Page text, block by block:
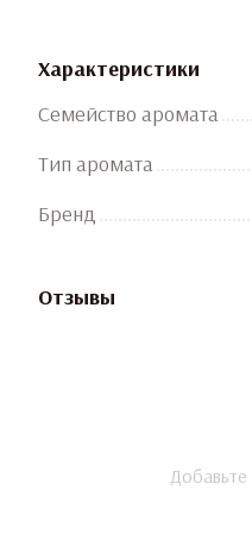
Характеристики
Семейство аромата
Тип аромата
Бренд
Отзывы